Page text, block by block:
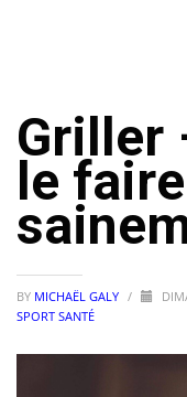
Griller
le
BY MICHAËL GALY /
SPORT SANTÉ